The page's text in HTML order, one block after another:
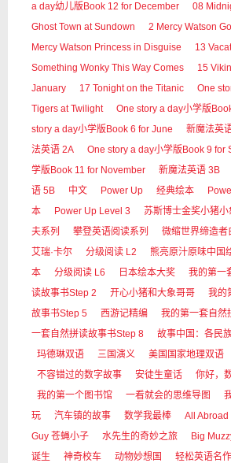
a day幼儿版Book 12 for December
08
Ghost Town at Sundown
2 Mercy Watson
Mercy Watson Princess in Disguise
13
Something Wonky This Way Comes
15
January
17 Tonight on the Titanic
One
Tigers at Twilight
One story a day小学版
story a day小学版Book 6 for June
新魔法英
法英语 2A
One story a day小学版Book 9 for
学版Book 11 for November
新魔法英语 3B
语 5B
中文 Power Up 经典绘本
本
Power Up Level 3 苏斯博士金奖小猪小
夫系列
攀登英语阅读系列 微缩世界缔造者
艾瑞·卡尔
分级阅读 L2 熊亮原汁原味中国
本
分级阅读 L6 日本绘本大奖 我的第一
读故事书Step 2
开心小猪和大象哥哥
我的
故事书Step 5
西游记精编 我的第一套自然
一套自然拼读故事书Step 8
故事中国：各民
玛德琳双语
三国演义 美国国家地理双语
不容错过的数字故事
安徒生童话 你好，
我的第一个图书馆
一看就会的思维导图
玩
汽车镇的故事 数学我最棒 All
Guy 苍蝇小子
水先生的奇妙之旅 Big
诞生
神奇校车 动物妙想国 轻松英语名